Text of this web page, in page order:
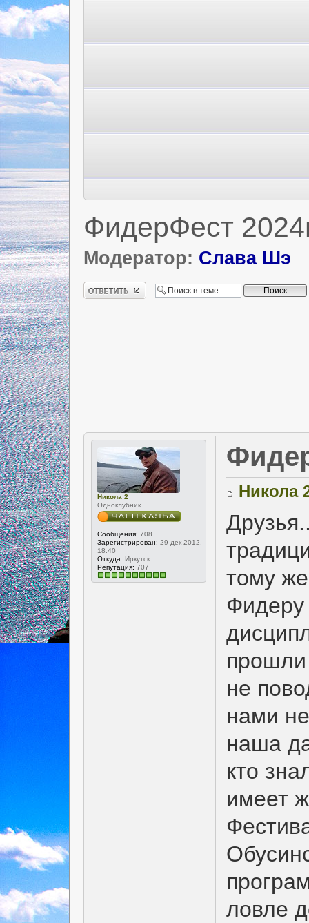
ФидерФест
Модератор: Слава Шэ
Ответить
Никола 2
Одноклубник
Сообщения: 708
Зарегистрирован: 29 дек 2012,
18:40
Откуда: Иркутск
Репутация: 707
Никола
тому
Фидеру
не
нами
наша
кто
имеет
ловле